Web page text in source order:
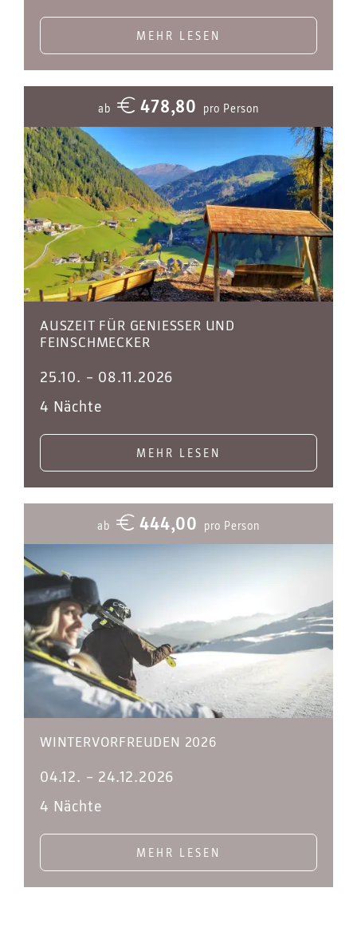
MEHR LESEN
ab 478,80 pro Person
AUSZEIT FÜR GENIESSER UND F
EINSCHMECKER
25.10. – 08.11.2026
4 Nächte
MEHR LESEN
ab 444,00 pro Person
WINTERVORFREUDEN 2026
04.12. – 24.12.2026
4 Nächte
MEHR LESEN